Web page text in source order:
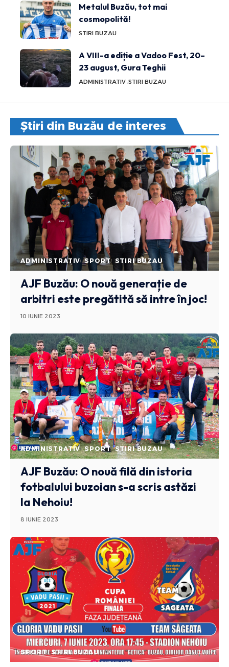
Metalul Buzău, tot mai
cosmopolită!
STIRI BUZAU
A VIII-a ediție a Vadoo Fest, 20–
23 august, Gura Teghii
ADMINISTRATIV STIRI BUZAU
Știri din Buzău de interes
ADMINISTRATIV SPORT STIRI BUZAU
AJF Buzău: O nouă generație de
arbitri este pregătită să intre în joc!
10 IUNIE 2023
ADMINISTRATIV SPORT STIRI BUZAU
AJF Buzău: O nouă filă din istoria
fotbalului buzoian s-a scris astăzi
la Nehoiu!
8 IUNIE 2023
SPORT STIRI BUZAU